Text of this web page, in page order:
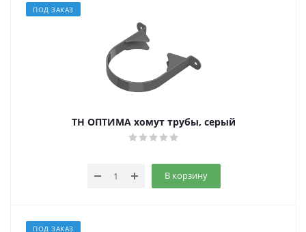
ПОД ЗАКАЗ
ТН ОПТИМА хомут трубы, серый
В корзину
ПОД ЗАКАЗ